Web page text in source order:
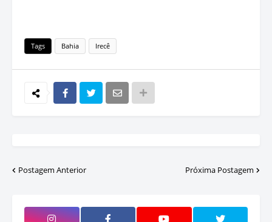
Tags Bahia Irecê
Postagem Anterior Próxima Postagem